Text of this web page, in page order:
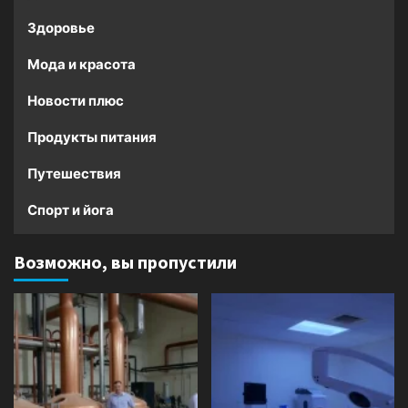
Здоровье
Мода и красота
Новости плюс
Продукты питания
Путешествия
Спорт и йога
Возможно, вы пропустили